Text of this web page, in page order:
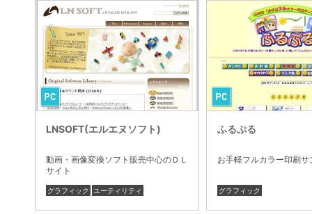
LNSOFT(エルエヌソフト)
動画・画像変換ソフト販売中心のＤＬ
サイト
グラフィック ユーティリティ
ふるぷる
お手軽フルカラー印刷サ
グラフィック